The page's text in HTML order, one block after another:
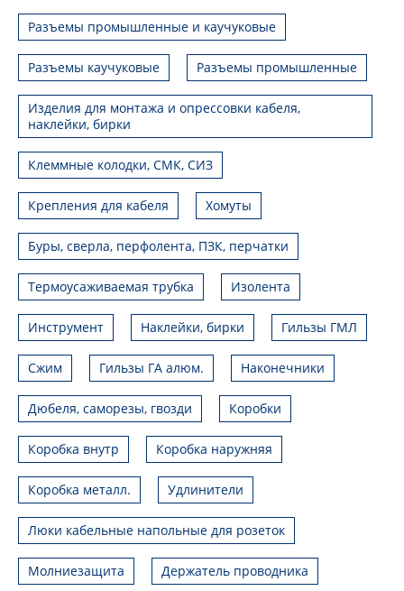
Разъемы промышленные и каучуковые
Разъемы каучуковые Разъемы промышленные
Изделия для монтажа и опрессовки кабеля,
наклейки, бирки
Клеммные колодки, СМК, СИЗ
Крепления для кабеля Хомуты
Буры, сверла, перфолента, ПЗК, перчатки
Термоусаживаемая трубка Изолента
Инструмент Наклейки, бирки Гильзы ГМЛ
Сжим Гильзы ГА алюм. Наконечники
Дюбеля, саморезы, гвозди Коробки
Коробка внутр Коробка наружняя
Коробка металл. Удлинители
Люки кабельные напольные для розеток
Молниезащита Держатель проводника